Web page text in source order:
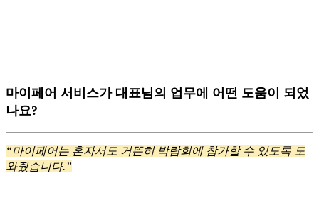
마이페어 서비스가 대표님의 업무에 어떤 도움이 되었
나요?
“마이페어는 혼자서도 거뜬히 박람회에 참가할 수 있도록 도
와줬습니다.”